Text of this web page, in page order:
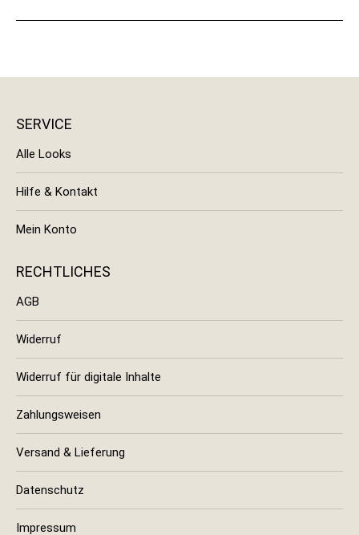
SERVICE
Alle Looks
Hilfe & Kontakt
Mein Konto
RECHTLICHES
AGB
Widerruf
Widerruf für digitale Inhalte
Zahlungsweisen
Versand & Lieferung
Datenschutz
Impressum